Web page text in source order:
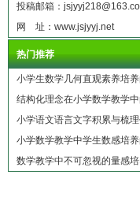
投稿邮箱：
网 址：www.jsjyyj.net
热门推荐
小学生数学几何直观素养培
结构化理念在小学数学教学
小学语文语言文字积累与梳
小学数学教学中学生数感培
数学教学中不可忽视的量感